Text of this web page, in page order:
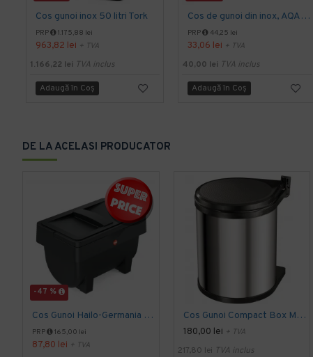
Cos gunoi inox 50 litri Tork
PRP 1.175,88 lei
963,82 lei + TVA
1.166,22 lei TVA inclus
Adaugă în Coş
Cos de gunoi din inox, AQAS 5L
PRP 44,25 lei
33,06 lei + TVA
40,00 lei TVA inclus
Adaugă în Coş
DE LA ACELASI PRODUCATOR
-47 %
Cos Gunoi Hailo-Germania OkoMini S, 4L
PRP 165,00 lei
87,80 lei + TVA
Cos Gunoi Compact Box M, 15L, Hailo-Germania
180,00 lei + TVA
217,80 lei TVA inclus